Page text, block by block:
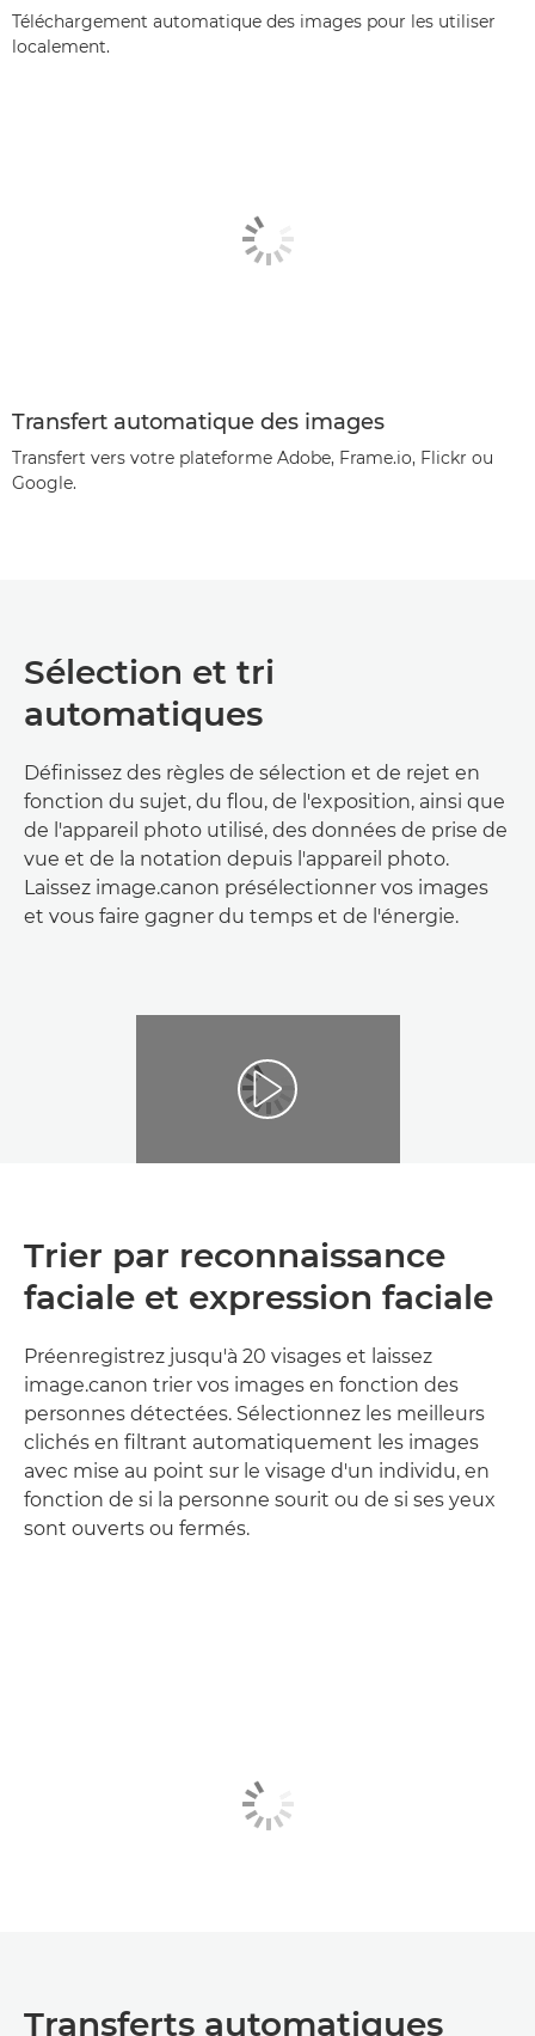
Téléchargement automatique des images pour les utiliser
localement.
Transfert automatique des images
Transfert vers votre plateforme Adobe, Frame.io, Flickr ou
Google.
Sélection et tri
automatiques
Définissez des règles de sélection et de rejet en
fonction du sujet, du flou, de l'exposition, ainsi que
de l'appareil photo utilisé, des données de prise de
vue et de la notation depuis l'appareil photo.
Laissez image.canon présélectionner vos images
et vous faire gagner du temps et de l'énergie.
Trier par reconnaissance
faciale et expression faciale
Préenregistrez jusqu'à 20 visages et laissez
image.canon trier vos images en fonction des
personnes détectées. Sélectionnez les meilleurs
clichés en filtrant automatiquement les images
avec mise au point sur le visage d'un individu, en
fonction de si la personne sourit ou de si ses yeux
sont ouverts ou fermés.
Transferts automatiques